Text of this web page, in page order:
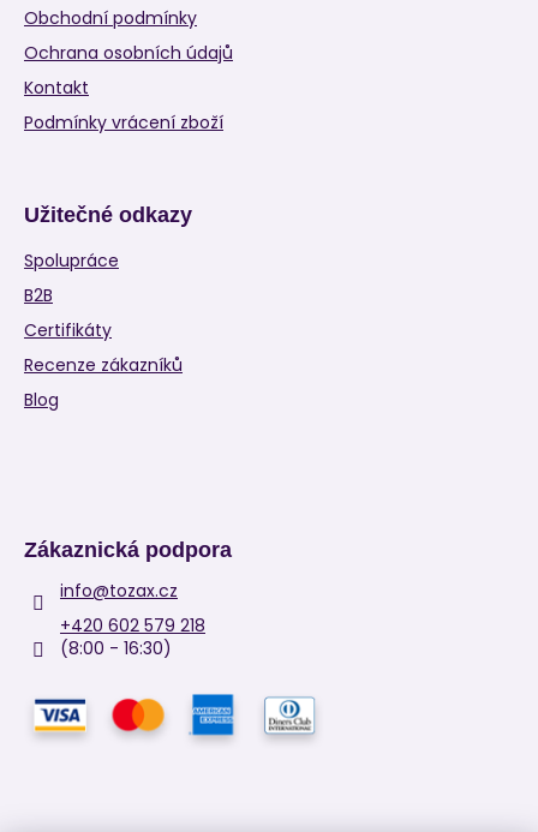
Obchodní podmínky
Ochrana osobních údajů
Kontakt
Podmínky vrácení zboží
Užitečné odkazy
Spolupráce
B2B
Certifikáty
Recenze zákazníků
Blog
Zákaznická podpora
info@tozax.cz
+420 602 579 218
(8:00 - 16:30)